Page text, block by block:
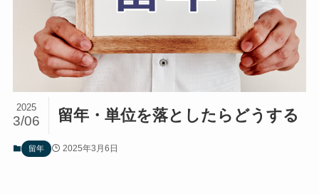
留年・単位を落としたらどうする
2025
3/06
留年 2025年3月6日